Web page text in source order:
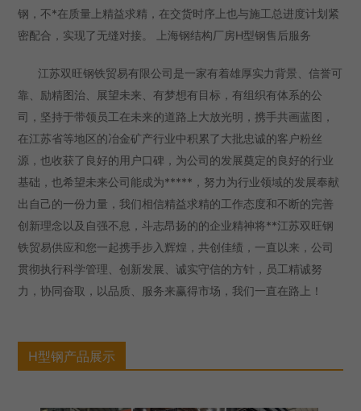
钢，不*在质量上精益求精，在交货时序上也与施工总进度计划紧
密配合，实现了无缝对接。 上海钢结构厂房H型钢售后服务
江苏双旺钢铁贸易有限公司是一家有着雄厚实力背景、信誉可
靠、励精图治、展望未来、有梦想有目标，有组织有体系的公
司，坚持于带领员工在未来的道路上大放光明，携手共画蓝图，
在江苏省等地区的冶金矿产行业中积累了大批忠诚的客户粉丝
源，也收获了良好的用户口碑，为公司的发展奠定的良好的行业
基础，也希望未来公司能成为*****，努力为行业领域的发展奉献
出自己的一份力量，我们相信精益求精的工作态度和不断的完善
创新理念以及自强不息，斗志昂扬的的企业精神将**江苏双旺钢
铁贸易供应和您一起携手步入辉煌，共创佳绩，一直以来，公司
贯彻执行科学管理、创新发展、诚实守信的方针，员工精诚努
力，协同奋取，以品质、服务来赢得市场，我们一直在路上！
H型钢产品展示